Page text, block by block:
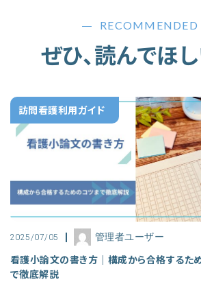
RECOMMENDED
ぜひ、読んでほ
訪問看護利用ガイド
2025/07/05 管理者ユーザー
看護小論文の書き方｜構成から合格するた
で徹底解説